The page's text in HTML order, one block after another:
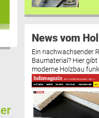
News vom
Ein nachwachsender
Baumaterial? Hier gibt
moderne Holzbau